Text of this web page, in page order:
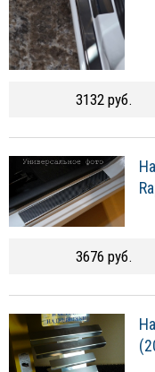
3132 руб.
3676 руб.